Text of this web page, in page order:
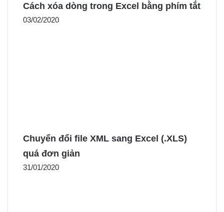
Cách xóa dòng trong Excel bằng phím tắt
03/02/2020
Chuyển đổi file XML sang Excel (.XLS)
quá đơn giản
31/01/2020